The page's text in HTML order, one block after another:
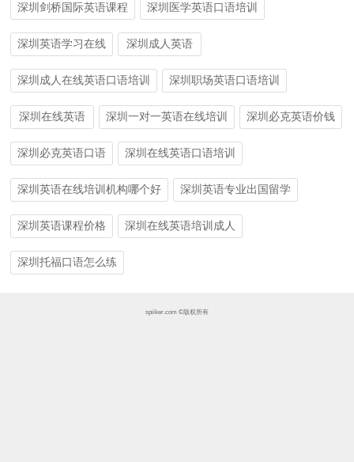
深圳剑桥国际英语课程 深圳医学英语口语培训
深圳英语学习在线 深圳成人英语
深圳成人在线英语口语培训 深圳职场英语口语培训
深圳在线英语 深圳一对一英语在线培训 深圳必克英语价钱
深圳必克英语口语 深圳在线英语口语培训
深圳英语在线培训机构哪个好 深圳英语专业出国留学
深圳英语课程价格 深圳在线英语培训成人
深圳托福口语怎么练
spiiker.com ©版权所有